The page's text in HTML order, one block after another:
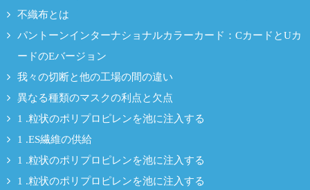
不織布とは
パントーンインターナショナルカラーカード：CカードとUカ
ードのEバージョン
我々の切断と他の工場の間の違い
異なる種類のマスクの利点と欠点
1 .粒状のポリプロピレンを池に注入する
1 .ES繊維の供給
1 .粒状のポリプロピレンを池に注入する
1 .粒状のポリプロピレンを池に注入する